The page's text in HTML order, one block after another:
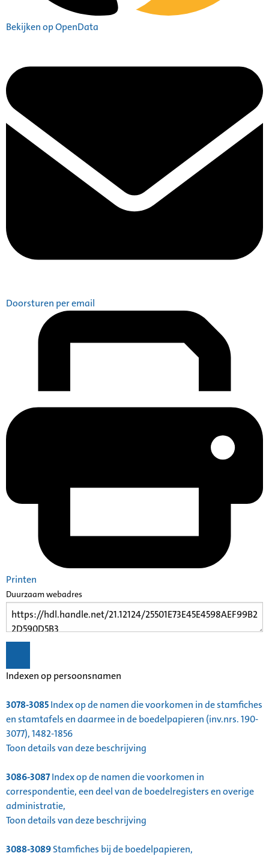
Bekijken op OpenData
Doorsturen per email
Printen
Duurzaam webadres
Indexen op persoonsnamen
3078-3085Index op de namen die voorkomen in de stamfiches
en stamtafels en daarmee in de boedelpapieren (inv.nrs. 190-
3077), 1482-1856
Toon details van deze beschrijving
3086-3087Index op de namen die voorkomen in
correspondentie, een deel van de boedelregisters en overige
administratie,
Toon details van deze beschrijving
3088-3089Stamfiches bij de boedelpapieren,